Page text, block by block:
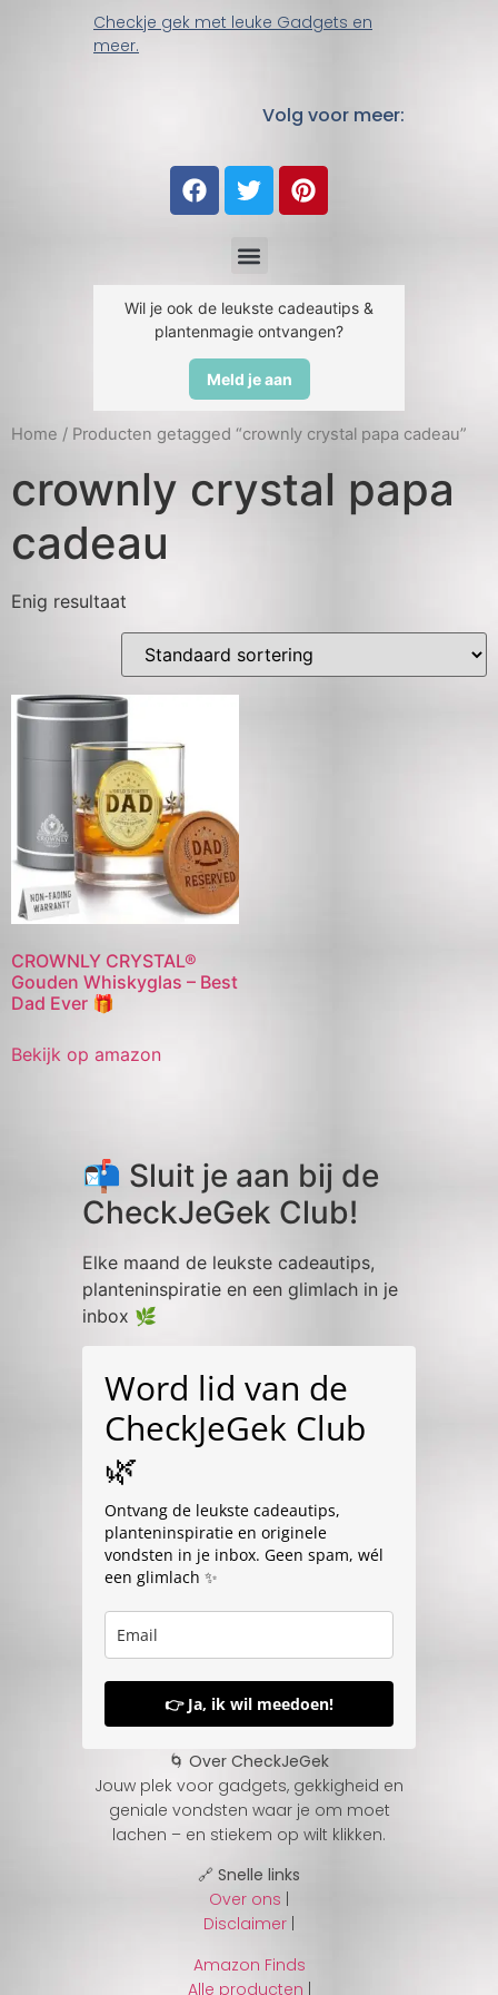
Checkje gek met leuke Gadgets en
meer.
Volg voor meer:
Wil je ook de leukste cadeautips &
plantenmagie ontvangen?
Meld je aan
Home / Producten getagged “crownly crystal papa cadeau”
crownly crystal papa
cadeau
Enig resultaat
CROWNLY CRYSTAL®
Gouden Whiskyglas – Best
Dad Ever 🎁
Bekijk op amazon
📬 Sluit je aan bij de
CheckJeGek Club!
Elke maand de leukste cadeautips,
planteninspiratie en een glimlach in je
inbox 🌿
Word lid van de
CheckJeGek Club
🌿
Ontvang de leukste cadeautips,
planteninspiratie en originele
vondsten in je inbox. Geen spam, wél
een glimlach ✨
👉 Ja, ik wil meedoen!
🌀 Over CheckJeGek
Jouw plek voor gadgets, gekkigheid en
geniale vondsten waar je om moet
lachen – en stiekem op wilt klikken.
🔗 Snelle links
Over ons
Disclaimer
Amazon Finds
Alle producten |